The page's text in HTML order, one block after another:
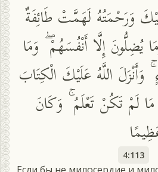
وَرَحْمَتُهُ لَهَمَّتْ طَائِفَةٌ
يُضِلُّونَ إِلَّا أَنْفُسَهُمْ ۖ وَمَا
اللَّهُ عَلَيْكَ الْكِتَابَ
لَمْ تَكُنْ تَعْلَمُ ۚ وَكَانَ
4:113